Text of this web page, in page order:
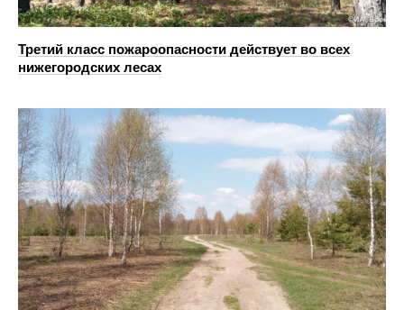
Третий класс пожароопасности действует во всех
нижегородских лесах